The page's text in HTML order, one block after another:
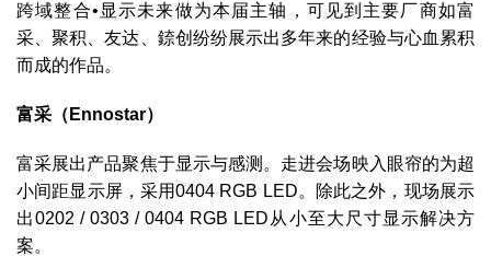
跨域整合•显示未来做为本届主轴，可见到主要厂商如富
采、聚积、友达、錼创纷纷展示出多年来的经验与心血累积
而成的作品。
富采（Ennostar）
富采展出产品聚焦于显示与感测。走进会场映入眼帘的为超
小间距显示屏，采用0404 RGB LED。除此之外，现场展示
出0202 / 0303 / 0404 RGB LED从小至大尺寸显示解决方
案。